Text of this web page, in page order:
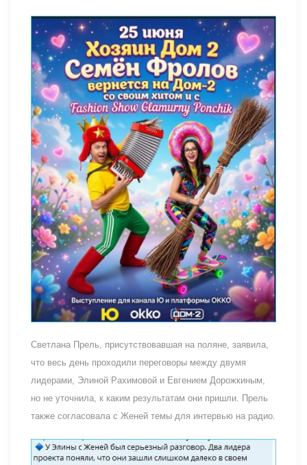
Светлана Прель, присутствовавшая на поляне, заявила,
что весь день проходили переговоры между двумя
лидерами, Элиной Рахимовой и Евгением Дорожкиным,
но не уточнила, к каким результатам они пришли. Прель
также согласовала с Женей темы для интервью на радио.